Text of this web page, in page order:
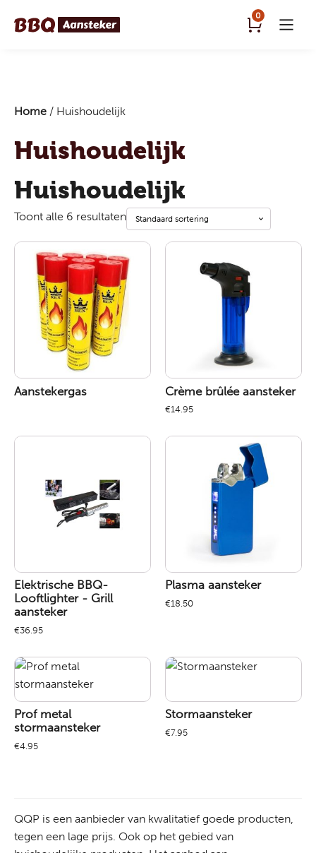
0
Home / Huishoudelijk
Huishoudelijk
Huishoudelijk
Toont alle 6 resultaten
Aanstekergas Crème brûlée aansteker
€14.95
Elektrische BBQ-
Looftlighter - Grill
aansteker
€36.95
Plasma aansteker
€18.50
Prof metal
stormaansteker
€4.95
Stormaansteker
€7.95
QQP is een aanbieder van kwalitatief goede producten,
tegen een lage prijs. Ook op het gebied van